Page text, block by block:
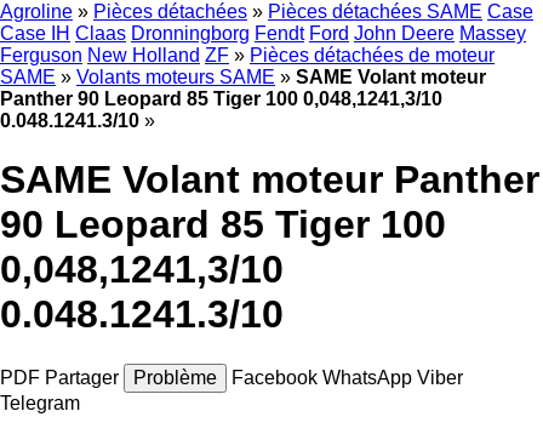
Agroline » Pièces détachées » Pièces détachées SAME Case
Case IH Claas Dronningborg Fendt Ford John Deere Massey
Ferguson New Holland ZF » Pièces détachées de moteur
SAME » Volants moteurs SAME » SAME Volant moteur
Panther 90 Leopard 85 Tiger 100 0,048,1241,3/10
0.048.1241.3/10 »
SAME Volant moteur Panther
90 Leopard 85 Tiger 100
0,048,1241,3/10
0.048.1241.3/10
PDF Partager Problème Facebook WhatsApp Viber
Telegram